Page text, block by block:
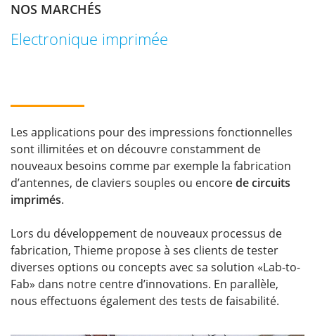
NOS MARCHÉS
Electronique imprimée
Les applications pour des impressions fonctionnelles
sont illimitées et on découvre constamment de
nouveaux besoins comme par exemple la fabrication
d’antennes, de claviers souples ou encorede circuits
imprimés.
Lors du développement de nouveaux processus de
fabrication, Thieme propose à ses clients de tester
diverses options ou concepts avec sa solution «Lab-to-
Fab» dans notre centre d’innovations. En parallèle,
nous effectuons également des tests de faisabilité.